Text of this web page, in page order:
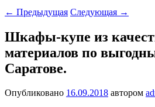
← Предыдущая Следующая →
Шкафы-купе из
материалов по
Саратове.
Опубликовано 16.09.2018 автором